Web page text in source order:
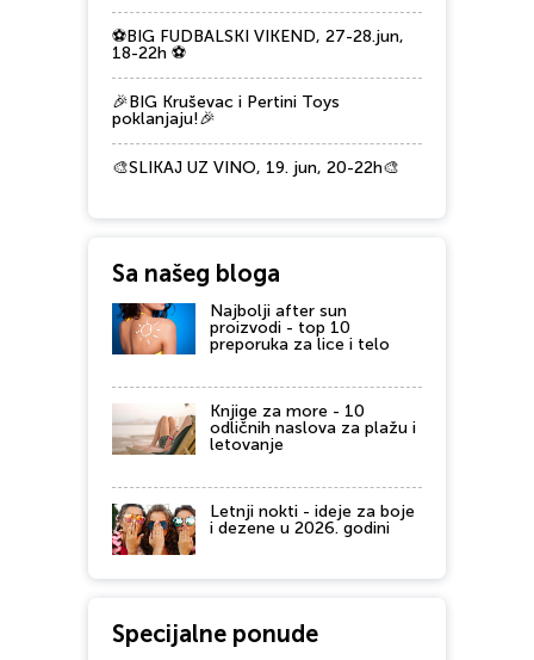
⚽BIG FUDBALSKI VIKEND, 27-28.jun,
18-22h ⚽
🎉BIG Kruševac i Pertini Toys
poklanjaju!🎉
🎨SLIKAJ UZ VINO, 19. jun, 20-22h🎨
Sa našeg bloga
Najbolji after sun
proizvodi - top 10
preporuka za lice i telo
Knjige za more - 10
odličnih naslova za plažu i
letovanje
Letnji nokti - ideje za boje
i dezene u 2026. godini
Specijalne ponude